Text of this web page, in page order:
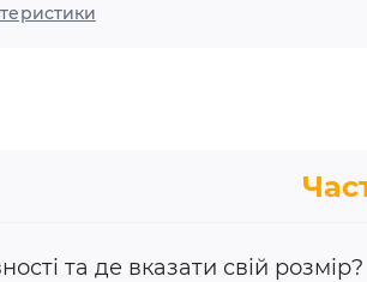
та де вказати свій розмір?